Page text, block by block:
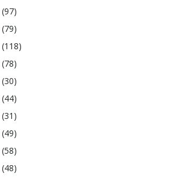
(97)
(79)
(118)
(78)
(30)
(44)
(31)
(49)
(58)
(48)